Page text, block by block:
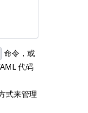
命令，或
代码
式来管理